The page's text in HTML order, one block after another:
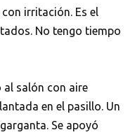
irritación. Es el
No tengo tiempo
al salón con aire
en el pasillo. Un
Se apoyó